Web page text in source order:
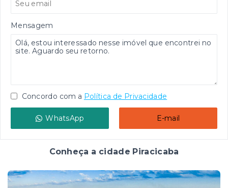
Mensagem
Concordo com a Política de Privacidade
WhatsApp E-mail
Conheça a cidade Piracicaba